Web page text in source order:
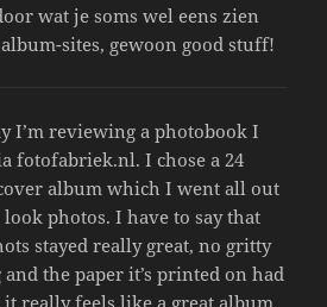
wat je soms wel eens zien
sites, gewoon good stuff!
I’m reviewing a photobook I
fotofabriek.nl. I chose a 24
album which I went all out
photos. I have to say that
stayed really great, no gritty
the paper it’s printed on had